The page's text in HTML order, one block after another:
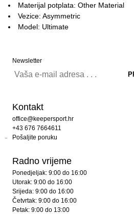
Materijal potplata: Other Material
Vezice: Asymmetric
Model: Ultimate
Newsletter
Kontakt
office@keepersport.hr
+43 676 7664611
Pošaljite poruku
Radno vrijeme
Ponedjeljak: 9:00 do 16:00
Utorak: 9:00 do 16:00
Srijeda: 9:00 do 16:00
Četvrtak: 9:00 do 16:00
Petak: 9:00 do 13:00